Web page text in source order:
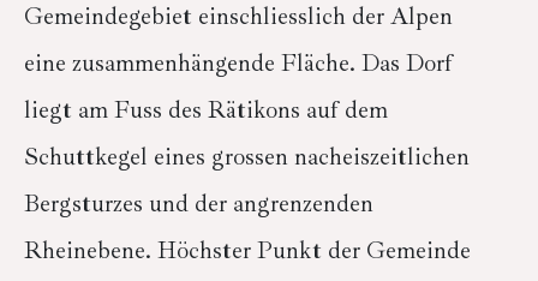
Gemeindegebiet einschliesslich der Alpen
eine zusammenhängende Fläche. Das Dorf
liegt am Fuss des Rätikons auf dem
Schuttkegel eines grossen nacheiszeitlichen
Bergsturzes und der angrenzenden
Rheinebene. Höchster Punkt der Gemeinde